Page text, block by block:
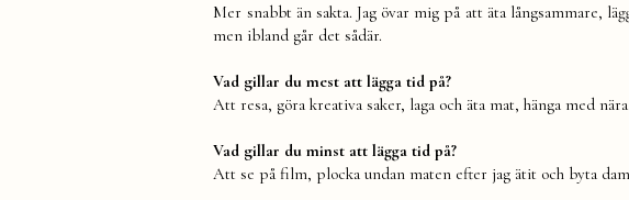
Mer snabbt än sakta. Jag övar mig på att äta långsammare,
men ibland går det sådär.
Vad gillar du mest att lägga tid på?
Att resa, göra kreativa saker, laga och äta mat, hänga med
Vad gillar du minst att lägga tid på?
Att se på film, plocka undan maten efter jag ätit och byta